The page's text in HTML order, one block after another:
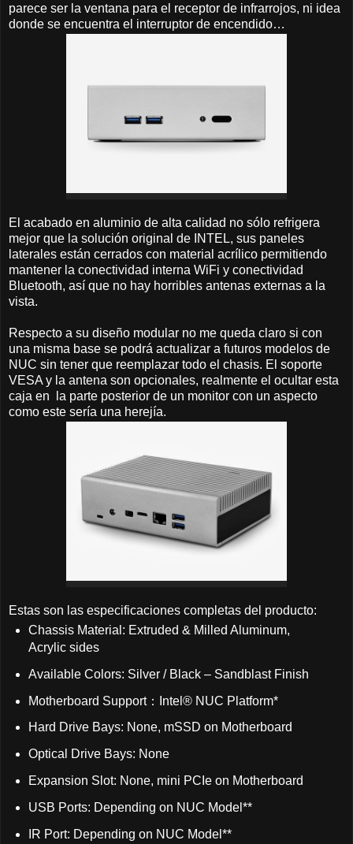
parece ser la ventana para el receptor de infrarrojos, ni idea
donde se encuentra el interruptor de encendido…
El acabado en aluminio de alta calidad no sólo refrigera
mejor que la solución original de INTEL, sus paneles
laterales están cerrados con material acrílico permitiendo
mantener la conectividad interna WiFi y conectividad
Bluetooth, así que no hay horribles antenas externas a la
vista.
Respecto a su diseño modular no me queda claro si con
una misma base se podrá actualizar a futuros modelos de
NUC sin tener que reemplazar todo el chasis. El soporte
VESA y la antena son opcionales, realmente el ocultar esta
caja en la parte posterior de un monitor con un aspecto
como este sería una herejía.
Estas son las especificaciones completas del producto:
Chassis Material: Extruded & Milled Aluminum,
Acrylic sides
Available Colors: Silver / Black – Sandblast Finish
Motherboard Support：Intel® NUC Platform*
Hard Drive Bays: None, mSSD on Motherboard
Optical Drive Bays: None
Expansion Slot: None, mini PCIe on Motherboard
USB Ports: Depending on NUC Model**
IR Port: Depending on NUC Model**